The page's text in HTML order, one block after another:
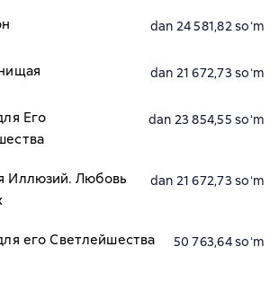
dan 24 581,82 soʻm
dan 21 672,73 soʻm
Его
dan 23 854,55 soʻm
Иллюзий. Любовь
dan 21 672,73 soʻm
его Светлейшества 50 763,64 soʻm